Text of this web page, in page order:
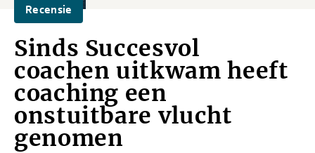
Recensie
Sinds Succesvol
coachen uitkwam heeft
coaching een
onstuitbare vlucht
genomen